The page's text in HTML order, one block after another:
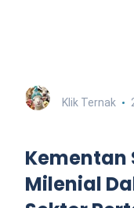
Klik Ternak
Kementan
Milenial